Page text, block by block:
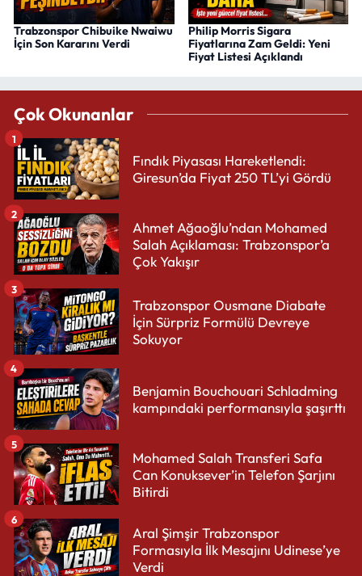
Trabzonspor Chibuike Nwaiwu
İçin Son Kararını Verdi
Philip Morris Sigara
Fiyatlarına Zam Geldi: Yeni
Fiyat Listesi Açıklandı
Çok Okunanlar
Fındık Piyasası Hareketlendi:
Giresun’da Fiyat 250 TL’yi Gördü
1
Ahmet Ağaoğlu’ndan Mohamed
Salah Açıklaması: Trabzonspor’a
Çok Yakışır
2
Trabzonspor Ousmane Diabate
İçin Sürpriz Formülü Devreye
Sokuyor
3
Benjamin Bouchouari Schladming
kampındaki performansıyla şaşırttı
4
Mohamed Salah Transferi Safa
Can Konuksever’in Telefon Şarjını
Bitirdi
5
Aral Şimşir Trabzonspor
Formasıyla İlk Mesajını Udinese’ye
Verdi
6